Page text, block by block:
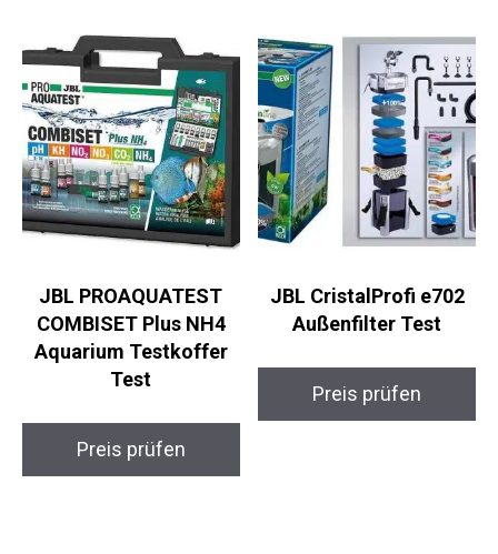
JBL PROAQUATEST
COMBISET Plus NH4
Aquarium Testkoffer
Test
Preis prüfen
JBL CristalProfi e702
Außenfilter Test
Preis prüfen